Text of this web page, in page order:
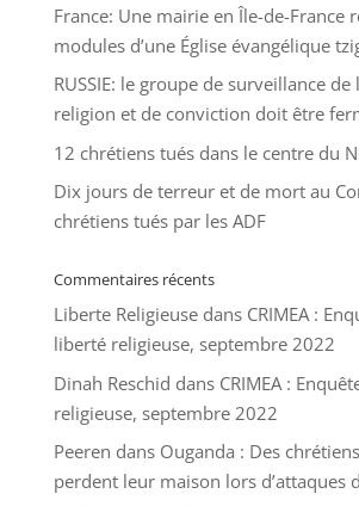
France: Une mairie en Île-de-France
modules d’une Église évangélique
RUSSIE: le groupe de surveillance
religion et de conviction doit être
12 chrétiens tués dans le centre du
Dix jours de terreur et de mort au
chrétiens tués par les ADF
Commentaires récents
Liberte Religieusedans CRIMEA :
liberté religieuse, septembre 2022
Dinah Reschid dans CRIMEA :
religieuse, septembre 2022
Peeren dans Ouganda : Des
perdent leur maison lors d’attaques